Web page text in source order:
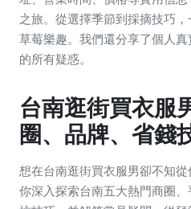
之旅。從選擇季節到採摘技巧
草莓樂趣。我們還分享了個人
的所有疑惑。
台南逛街買衣服
圈、品牌、省錢
想在台南逛街買衣服男卻不知
你深入探索台南五大熱門商圈